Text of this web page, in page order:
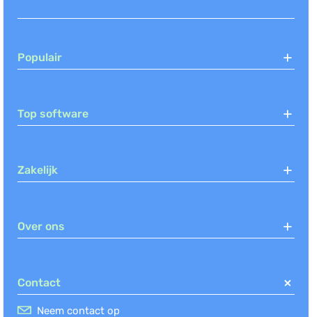
Populair
Top software
Zakelijk
Over ons
Contact
Neem contact op